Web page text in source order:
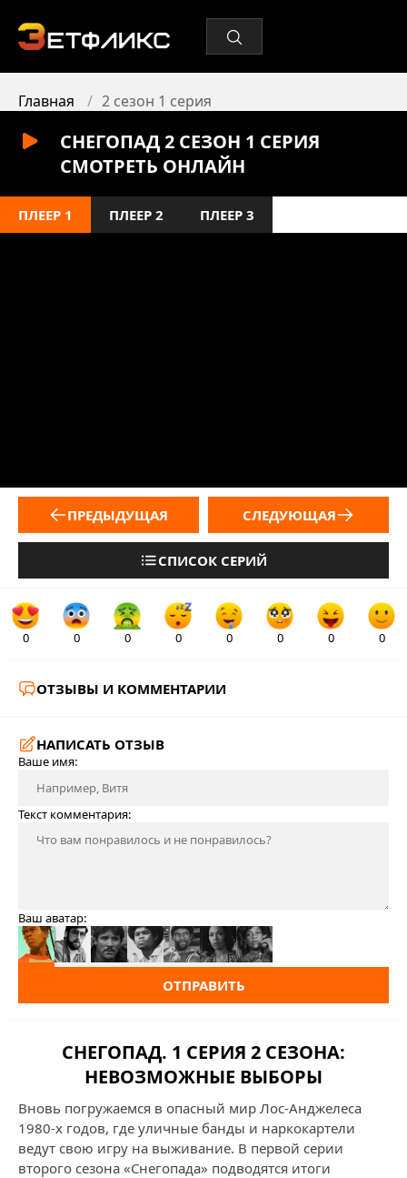
Главная 2 сезон 1 серия
СНЕГОПАД 2 СЕЗОН 1 СЕРИЯ
СМОТРЕТЬ ОНЛАЙН
ПЛЕЕР 1 ПЛЕЕР 2 ПЛЕЕР 3
ПРЕДЫДУЩАЯ
СПИСОК СЕРИЙ
СЛЕДУЮЩАЯ
0 0 0 0 0 0 0 0
ОТЗЫВЫ И КОММЕНТАРИИ
НАПИСАТЬ ОТЗЫВ
Ваше имя:
Текст комментария:
Ваш аватар:
ОТПРАВИТЬ
СНЕГОПАД. 1 СЕРИЯ 2 СЕЗОНА:
НЕВОЗМОЖНЫЕ ВЫБОРЫ
Вновь погружаемся в опасный мир Лос-Анджелеса
1980-х годов, где уличные банды и наркокартели
ведут свою игру на выживание. В первой серии
второго сезона «Снегопада» подводятся итоги